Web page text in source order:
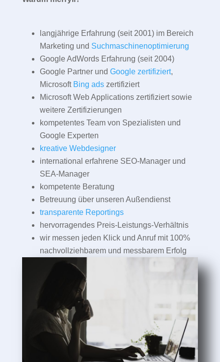
langjährige Erfahrung (seit 2001) im Bereich
Marketing und Suchmaschinenoptimierung
Google AdWords Erfahrung (seit 2004)
Google Partner und Google zertifiziert,
Microsoft Bing adszertifiziert
Microsoft Web Applications zertifiziert sowie
weitere Zertifizierungen
kompetentes Team von Spezialisten und
Google Experten
kreative Webdesigner
international erfahrene SEO-Manager und
SEA-Manager
kompetente Beratung
Betreuung über unseren Außendienst
transparente Reportings
hervorragendes Preis-Leistungs-Verhältnis
wir messen jeden Klick und Anruf mit 100%
nachvollziehbarem und messbarem Erfolg